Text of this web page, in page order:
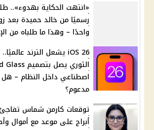
«انتهت الحكاية بهدوء»..
رسميًا من خالد حميدة بعد
واحدًا – وهذا ما طلباه من
اصطناعي داخل النظام –
مدعوم؟
أبراج على موعد مع أموال